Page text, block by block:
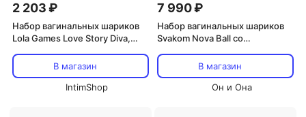
2 203 ₽
Набор вагинальных шариков
Lola Games Love Story Diva,
В магазин
IntimShop
7 990 ₽
Набор вагинальных шариков
Svakom Nova Ball со
- красныйВ магазин
Он и Она